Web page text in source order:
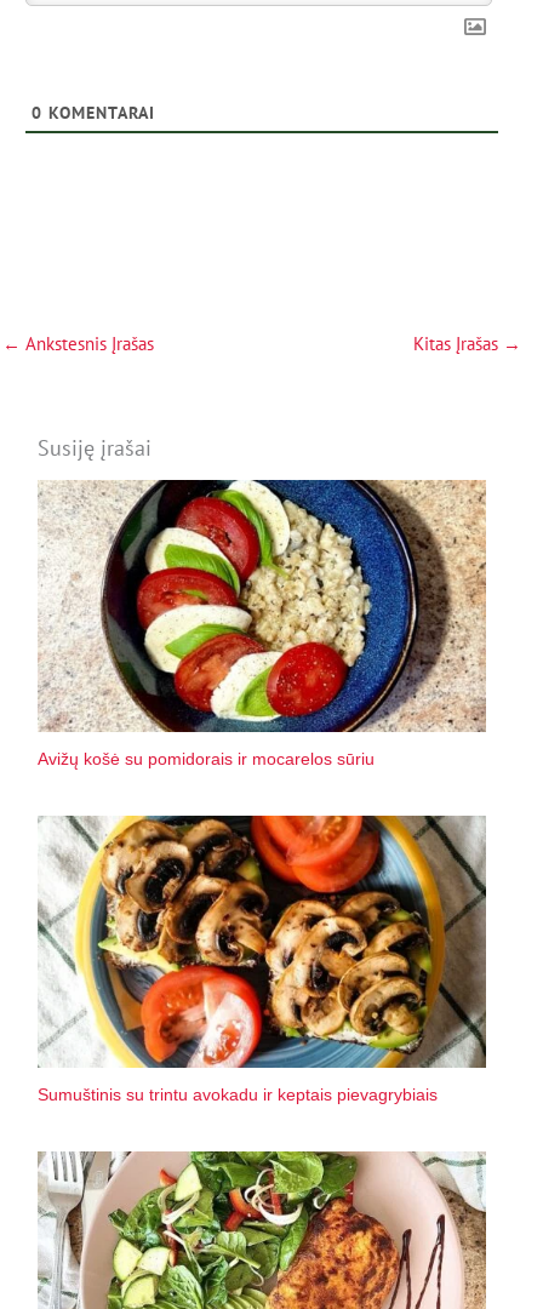
0 KOMENTARAI
← Ankstesnis Įrašas Kitas Įrašas →
Susiję įrašai
Avižų košė su pomidorais ir mocarelos sūriu
Sumuštinis su trintu avokadu ir keptais pievagrybiais